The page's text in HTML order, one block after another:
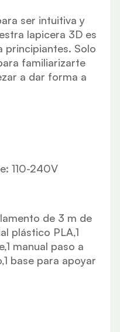
ser intuitiva y
lapicera 3D es
principiantes. Solo
familiarizarte
a dar forma a
110-240V
de 3 m de
plástico PLA,1
manual paso a
base para apoyar